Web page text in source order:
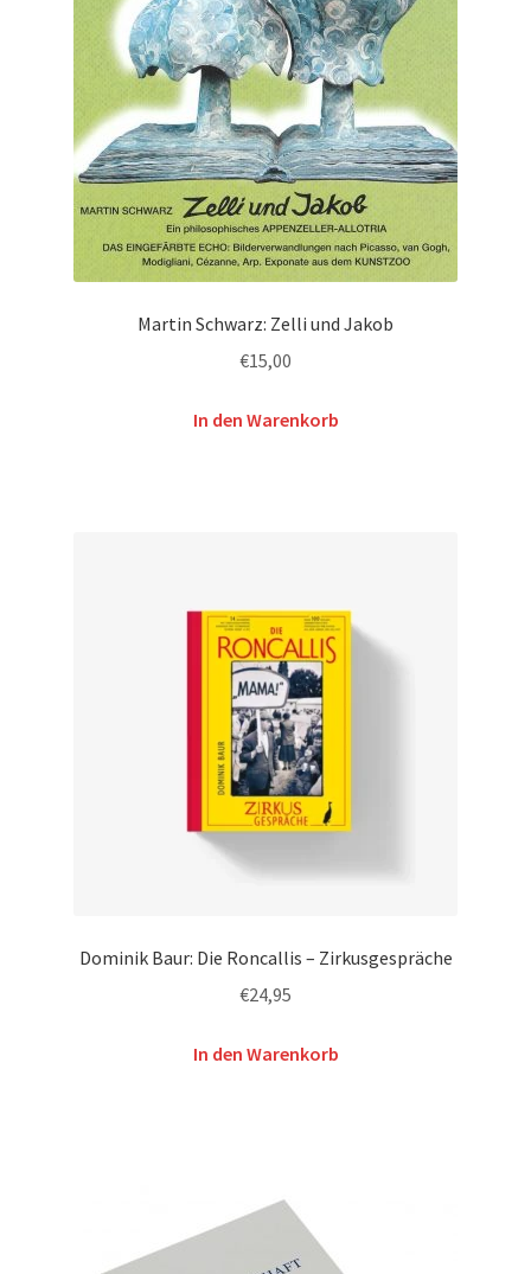
Martin Schwarz: Zelli und Jakob
€15,00
In den Warenkorb
Dominik Baur: Die Roncallis – Zirkusgespräche
€24,95
In den Warenkorb